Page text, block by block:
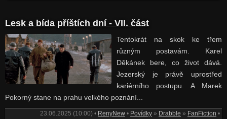
Lesk a bída příštích dní - VII. část
Tentokrát na skok ke třem
různým postavám. Karel
Děkánek bere, co život dává.
Jezerský je právě uprostřed
kariérního postupu. A Marek
Pokorný stane na prahu velkého poznání...
23.06.2025 (10:00) • RenyNew • Povídky » Drabble » FanFiction •